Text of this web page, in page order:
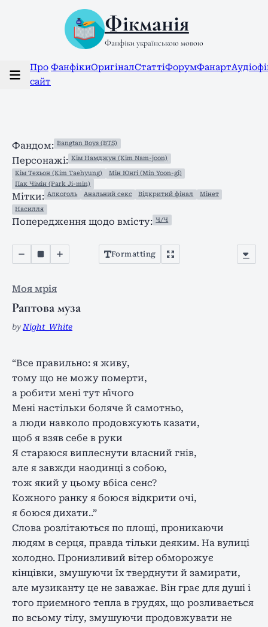
Фікманія
Фанфіки українською мовою
Про
сайт
ФанфікиОригіналСтаттіФорумФанарт
Фандом: Bangtan Boys (BTS)
Персонажі: Кім Намджун (Kim Nam-joon)
Кім Техьон (Kim Taehyung)
Мін Юнгі (Min Yoon-gi)
Пак Чімін (Park Ji-min)
Мітки: Алкоголь Анальний секс Відкритий фінал Мінет
Насилля
Попередження щодо вмісту: Ч/Ч
Formatting
Моя мрія
Раптова муза
by Night_White
“Все правильно: я живу,
тому що не можу померти,
а робити мені тут ні́чого
Мені настільки боляче й самотньо,
а люди навколо продовжують казати,
щоб я взяв себе в руки
Я стараюся виплеснути власний гнів,
але я завжди наодинці з собою,
тож який у цьому вбіса сенс?
Кожного ранку я боюся відкрити очі,
я боюся дихати..”
Слова розлітаються по площі, проникаючи
людям в серця, правда тільки деяким. На вулиці
холодно. Пронизливий вітер обморожує
кінцівки, змушуючи їх тверднути й замирати,
але музиканту це не заважає. Він грає для душі і
того приємного тепла в грудях, що розливається
по всьому тілу, змушуючи продовжувати не